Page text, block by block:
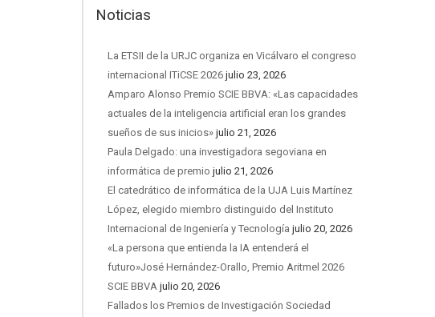
Noticias
La ETSII de la URJC organiza en Vicálvaro el congreso
internacional ITiCSE 2026 julio 23, 2026
Amparo Alonso Premio SCIE BBVA: «Las capacidades
actuales de la inteligencia artificial eran los grandes
sueños de sus inicios» julio 21, 2026
Paula Delgado: una investigadora segoviana en
informática de premio julio 21, 2026
El catedrático de informática de la UJA Luis Martínez
López, elegido miembro distinguido del Instituto
Internacional de Ingeniería y Tecnología julio 20, 2026
«La persona que entienda la IA entenderá el
futuro»José Hernández-Orallo, Premio Aritmel 2026
SCIE BBVA julio 20, 2026
Fallados los Premios de Investigación Sociedad